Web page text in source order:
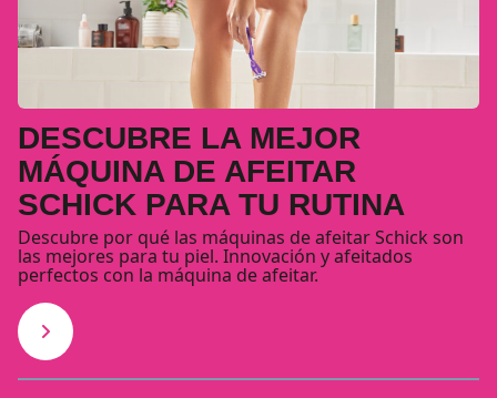
DESCUBRE LA MEJOR
MÁQUINA DE AFEITAR
SCHICK PARA TU RUTINA
Descubre por qué las máquinas de afeitar Schick son
las mejores para tu piel. Innovación y afeitados
perfectos con la máquina de afeitar.